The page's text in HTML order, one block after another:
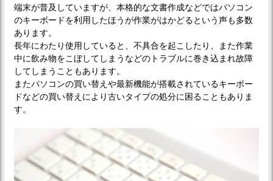
端末が普及していますが、本格的な文書作成などではパソコン
のキーボードを利用したほうが作業がはかどるという声も多数
あります。
長年にわたり使用していると、不具合を起こしたり、また作業
中に飲み物をこぼしてしまうなどのトラブルに巻き込まれ故障
してしまうこともあります。
またパソコンの買い替えや最新機能が搭載されているキーボー
ドなどの買い替えにより古いタイプの処分に困ることもありま
す。